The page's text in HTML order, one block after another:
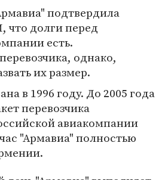
подтвердила
долги перед
есть.
однако,
их размер.
в 1996 году. До 2005 года
перевозчика
авиакомпании
"Армавиа" полностью